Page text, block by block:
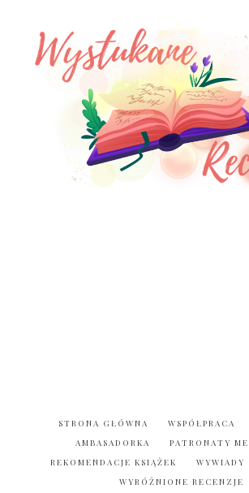
STRONA GŁÓWNA WSPÓŁPRACA
AMBASADORKA
PATRONATY
REKOMENDACJE KSIĄŻEK
WYWIADY
WYRÓŻNIONE RECENZJE